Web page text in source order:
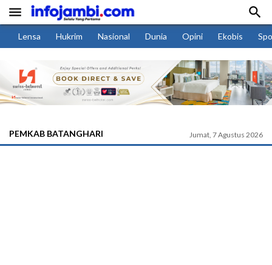
 
Lensa Hukrim Nasional Dunia Opini Ekobis
PEMKAB BATANGHARI Jumat, 7 Agustus 2026